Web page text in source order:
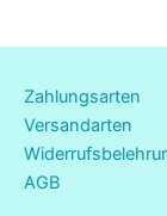
Zahlungsarten
Versandarten
AGB